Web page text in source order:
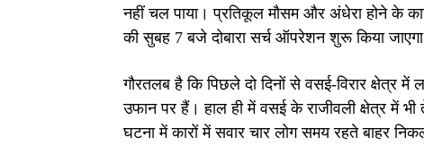
नहीं चल पाया। प्रतिकूल मौसम और अंधेरा होने के
की सुबह 7 बजे दोबारा सर्च ऑपरेशन शुरू किया
गौरतलब है कि पिछले दो दिनों से वसई-विरार क्षेत्र में
उफान पर हैं। हाल ही में वसई के राजीवली क्षेत्र में
घटना में कारों में सवार चार लोग समय रहते बाहर